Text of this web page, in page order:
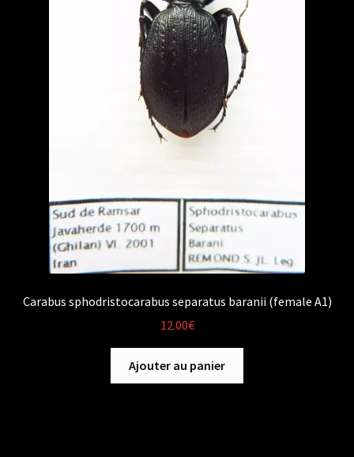
Carabus sphodristocarabus separatus baranii (female A1)
12.00€
Ajouter au panier